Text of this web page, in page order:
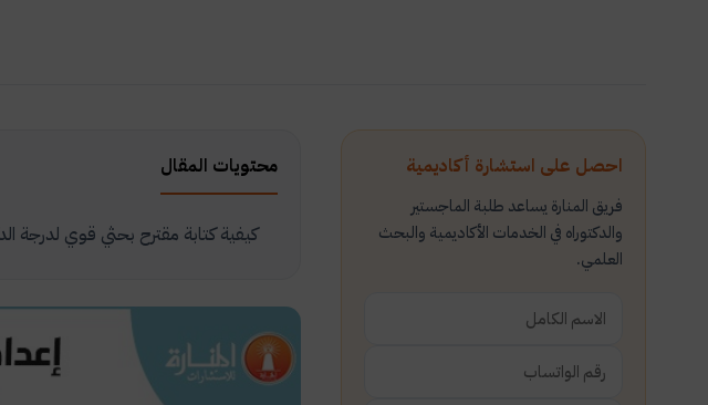
احصل على استشارة أكاديمية
فريق المنارة يساعد طلبة الماجستير
والدكتوراه في الخدمات الأكاديمية والبحث
العلمي.
محتويات المقال
كيفية كتابة مقترح بحثي قوي لدرجة